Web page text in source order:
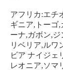
アフリカ:エチ
ギニア,トーゴ
ーナ,ガボン,
リベリア,ルワ
ビア ナイジェ
レオニア,ソマ